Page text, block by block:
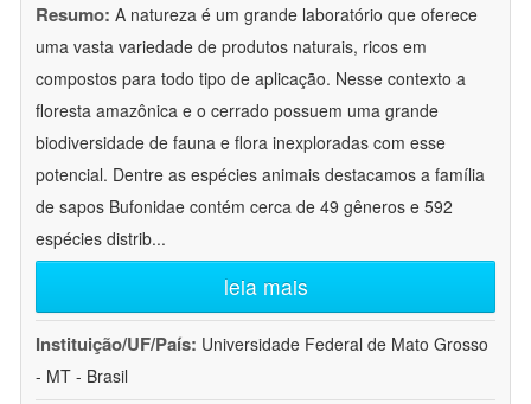
Resumo: A natureza é um grande laboratório que oferece
uma vasta variedade de produtos naturais, ricos em
compostos para todo tipo de aplicação. Nesse contexto a
floresta amazônica e o cerrado possuem uma grande
biodiversidade de fauna e flora inexploradas com esse
potencial. Dentre as espécies animais destacamos a família
de sapos Bufonidae contém cerca de 49 gêneros e 592
espécies distrib...
leia mais
Instituição/UF/País: Universidade Federal de Mato Grosso
- MT - Brasil